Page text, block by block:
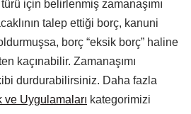
için belirlenmiş zamanaşımı
talep ettiği borç, kanuni
borç “eksik borç” haline
kaçınabilir. Zamanaşımı
durdurabilirsiniz. Daha fazla
ve Uygulamaları kategorimizi